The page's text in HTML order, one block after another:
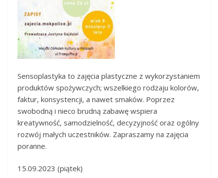
Sensoplastyka to zajęcia plastyczne z wykorzystaniem
produktów spożywczych; wszelkiego rodzaju kolorów,
faktur, konsystencji, a nawet smaków. Poprzez
swobodną i nieco brudną zabawę wspiera
kreatywność, samodzielność, decyzyjność oraz ogólny
rozwój małych uczestników. Zapraszamy na zajęcia
poranne.
15.09.2023 (piątek)